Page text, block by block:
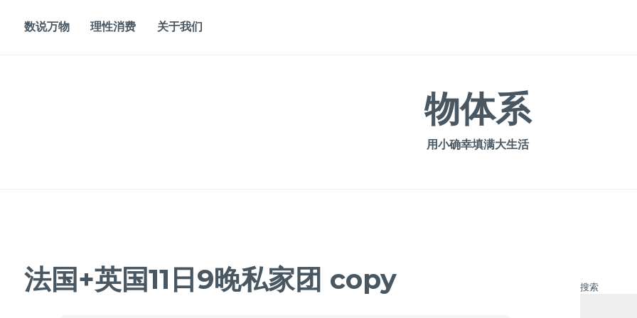
数说万物 理性消费 关于我们
物体系
用小确幸填满大生活
法国+英国11日9晚私家团 copy 搜索